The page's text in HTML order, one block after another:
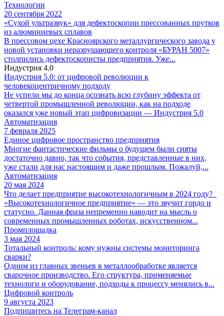
Технологии
20 сентября 2022
«Сухой ультразвук» для дефектоскопии прессованных прутков
из алюминиевых сплавов
В прессовом цехе Красноярского металлургического завода у
новой установки неразрушающего контроля «БУРАН 5007»
столпились дефектоскописты предприятия. Уже...
Индустрия 4.0
Индустрия 5.0: от цифровой революции к
человекоцентричному подходу
Не успели мы до конца осознать всю глубину эффекта от
четвертой промышленной революции, как на подходе
оказался уже новый этап цифровизации — Индустрия 5.0
Автоматизация
7 февраля 2025
Единое цифровое пространство предприятия
Многие фантастические фильмы о будущем были сняты
достаточно давно, так что события, представленные в них,
уже стали для нас настоящим и даже прошлым. Пожалуй,...
Автоматизация
20 мая 2024
Что делает предприятие высокотехнологичным в 2024 году?
«Высокотехнологичное предприятие» — это звучит гордо и
статусно. Данная фраза непременно наводит на мысль о
современных промышленных роботах, искусственном...
Промплощадка
3 мая 2024
Тотальный контроль: кому нужны системы мониторинга
сварки?
Одним из главных звеньев в металлообработке является
сварочное производство. Его структура, применяемые
технологи и оборудование, подходы к процессу менялись в...
Цифровой контроль
9 августа 2023
Подпишитесь на Телеграм-канал